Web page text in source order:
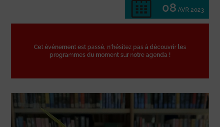
08 AVR 2023
Cet événement est passé, n'hésitez pas à découvrir les
programmes du moment sur notre agenda !